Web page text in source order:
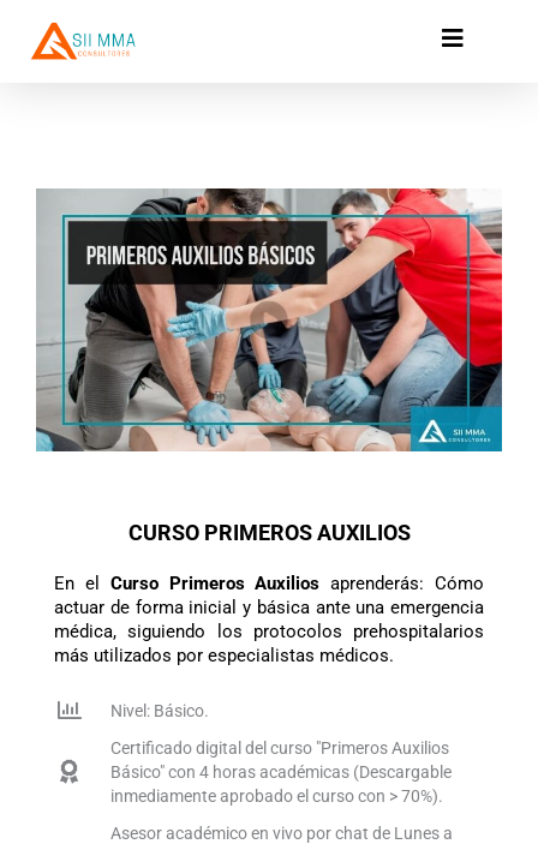
contenido
CURSO PRIMEROS AUXILIOS
En el Curso Primeros Auxiliosaprenderás: Cómo
actuar de forma inicial y básica ante una emergencia
médica, siguiendo los protocolos prehospitalarios
más utilizados por especialistas médicos.
Nivel: Básico.
Certificado digital del curso "Primeros Auxilios
Básico" con 4 horas académicas (Descargable
inmediamente aprobado el curso con > 70%).
Asesor académico en vivo por chat de Lunes a